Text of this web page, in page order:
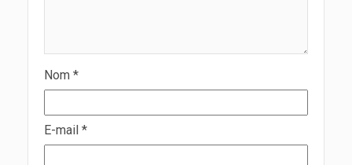
Nom *
E-mail *